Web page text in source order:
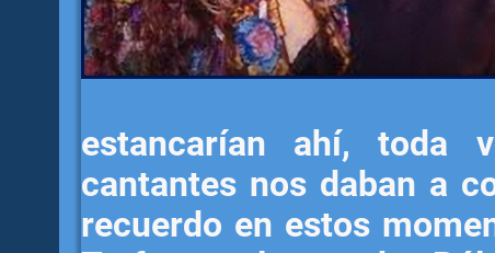
estancarían ahí, toda
cantantes nos daban a
recuerdo en estos